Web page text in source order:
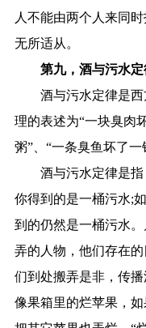
人不能由两个人来同
无所适从。
第九，酒与污水定
酒与污水定律是
理的表述为“一块臭肉
粥”、“一条臭鱼坏了一
酒与污水定律是
你得到的是一桶污水;
到的仍然是一桶污水
弄的人物，他们存在
们到处搬弄是非，传
像果箱里的烂苹果，